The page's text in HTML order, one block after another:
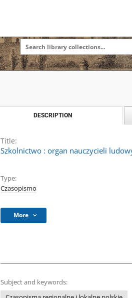
DESCRIPTION
Title:
Szkolnictwo : organ nauczycieli
Type:
Czasopismo
More
Subject and keywords: